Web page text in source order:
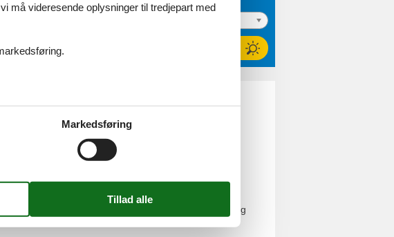
tilbud, som matcher dine ønsker og behov.
om du har behov for ét sommerhus eller flere, og
må videresende oplysninger til tredjepart med
Markedsføring